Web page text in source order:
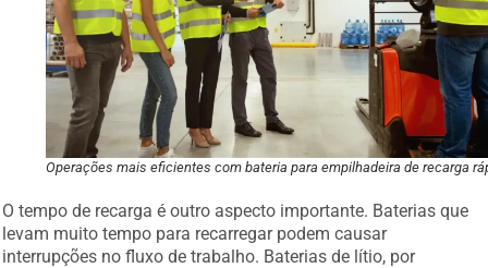
Operações mais eficientes com bateria para empilhadeira de recarga
O tempo de recarga é outro aspecto importante. Baterias que
levam muito tempo para recarregar podem causar
interrupções no fluxo de trabalho. Baterias de lítio, por